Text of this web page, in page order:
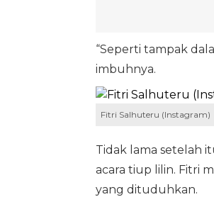
“Seperti tampak
imbuhnya.
Fitri Salhuteru (Instagram)
Tidak lama setelah
acara tiup lilin. Fitri
yang dituduhkan.